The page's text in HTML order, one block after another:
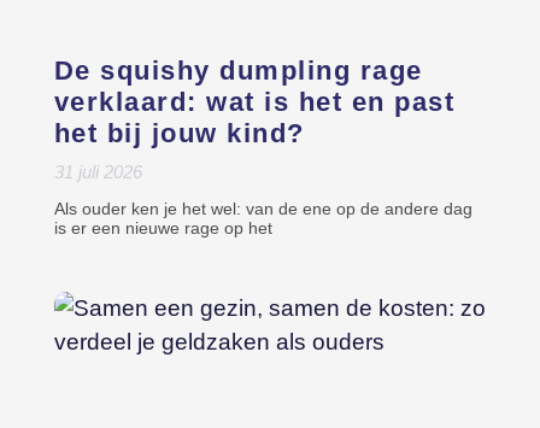
De squishy dumpling rage
verklaard: wat is het en past
het bij jouw kind?
31 juli 2026
Als ouder ken je het wel: van de ene op de andere dag
is er een nieuwe rage op het